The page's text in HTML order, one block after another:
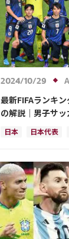
2024/10/29
最新FIFAランキ
の解説｜男子サ
日本代表を網羅
日本 日本代表
ブラジル アルゼ
イラン 韓国
フランス ベルギ
イングランド オ
デンマーク セル